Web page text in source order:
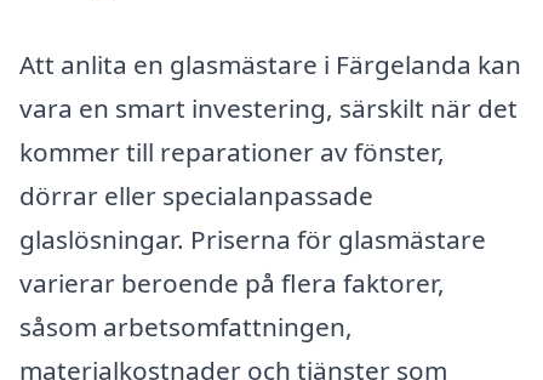
Att anlita en glasmästare i Färgelanda kan
vara en smart investering, särskilt när det
kommer till reparationer av fönster,
dörrar eller specialanpassade
glaslösningar. Priserna för glasmästare
varierar beroende på flera faktorer,
såsom arbetsomfattningen,
materialkostnader och tjänster som